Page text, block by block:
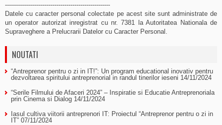
-----------------------------------------------------
Datele cu caracter personal colectate pe acest site sunt administrate de
un operator autorizat inregistrat cu nr. 7381 la Autoritatea Nationala de
Supraveghere a Prelucrarii Datelor cu Caracter Personal.
NOUTATI
“Antreprenor pentru o zi in IT!”: Un program educational inovativ pentru
dezvoltarea spiritului antreprenorial in randul tinerilor ieseni 14/11/2024
“Serile Filmului de Afaceri 2024” – Inspiratie si Educatie Antreprenoriala
prin Cinema si Dialog 14/11/2024
Iasul cultiva viitorii antreprenori IT: Proiectul “Antreprenor pentru o zi in
IT” 07/11/2024